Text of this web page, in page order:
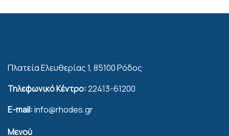
Πλατεία Ελευθερίας 1, 85100 Ρόδος
Τηλεφωνικό Κέντρο:22413-61200
E-mail:info@rhodes.gr
Μενού